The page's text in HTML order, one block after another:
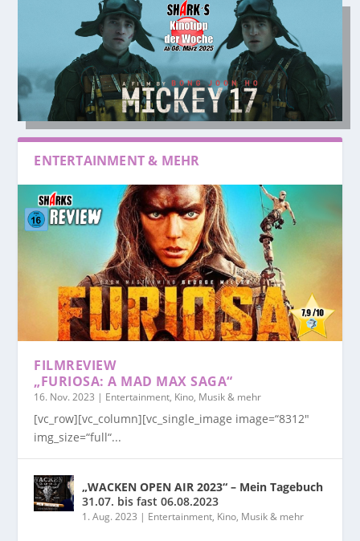
ENTERTAINMENT & MEHR
FILMREVIEW
„FURIOSA: A MAD MAX SAGA“
16. Nov. 2023 | Entertainment, Kino, Musik & mehr
[vc_row][vc_column][vc_single_image image=“8312″
img_size=“full“...
„WACKEN OPEN AIR 2023“ – Mein Tagebuch
31.07. bis fast 06.08.2023
1. Aug. 2023 | Entertainment, Kino, Musik & mehr